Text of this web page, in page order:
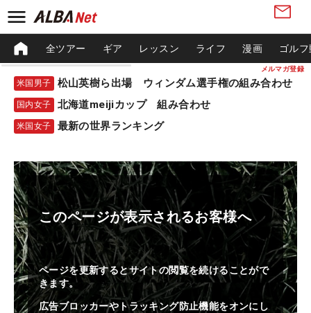
メルマガ登録
全ツアー ギア レッスン ライフ 漫画 ゴル
米国男子 松山英樹ら出場 ウィンダム選手権の組み合わせ
国内女子 北海道meijiカップ 組み合わせ
米国女子 最新の世界ランキング
このページが表示されるお客様へ
ページを更新するとサイトの閲覧を続けることがで
きます。
広告ブロッカーやトラッキング防止機能をオンにし